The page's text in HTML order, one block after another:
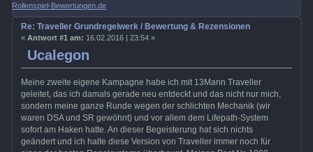
Rollenspiel-Bewertungen.de
Ucalegon
Re: Traveller Grundregelwerk / Bewertung & Rezensionen
« Antwort #1 am: 16.02.2016 | 23:54 »
Meine zweite eigene Kampagne habe ich mit 13Mann Traveller
geleitet, das ich damals gerade neu entdeckt und das nicht nur mich,
sondern meine ganze Runde wegen der schlichten Mechanik (wir
waren DSA und SR gewöhnt) und vor allem dem Lifepath-System
sofort am Haken hatte. An dieser Begeisterung hat sich nichts
geändert und ich halte diese Version von Traveller immer noch für